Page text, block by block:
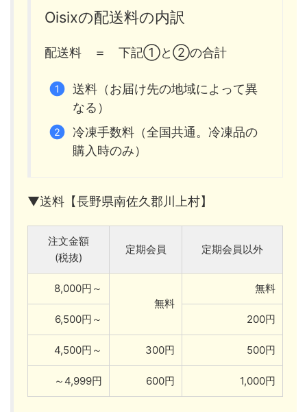
Oisixの配送料の内訳
配送料 ＝ 下記①と②の合計
送料（お届け先の地域によって異
なる）
冷凍手数料（全国共通。冷凍品の
購入時のみ）
▼送料【長野県南佐久郡川上村】
注文金額
(税抜)
定期会員 定期会員以外
8,000円～
無料
無料
6,500円～ 200円
4,500円～ 300円 500円
～4,999円 600円 1,000円